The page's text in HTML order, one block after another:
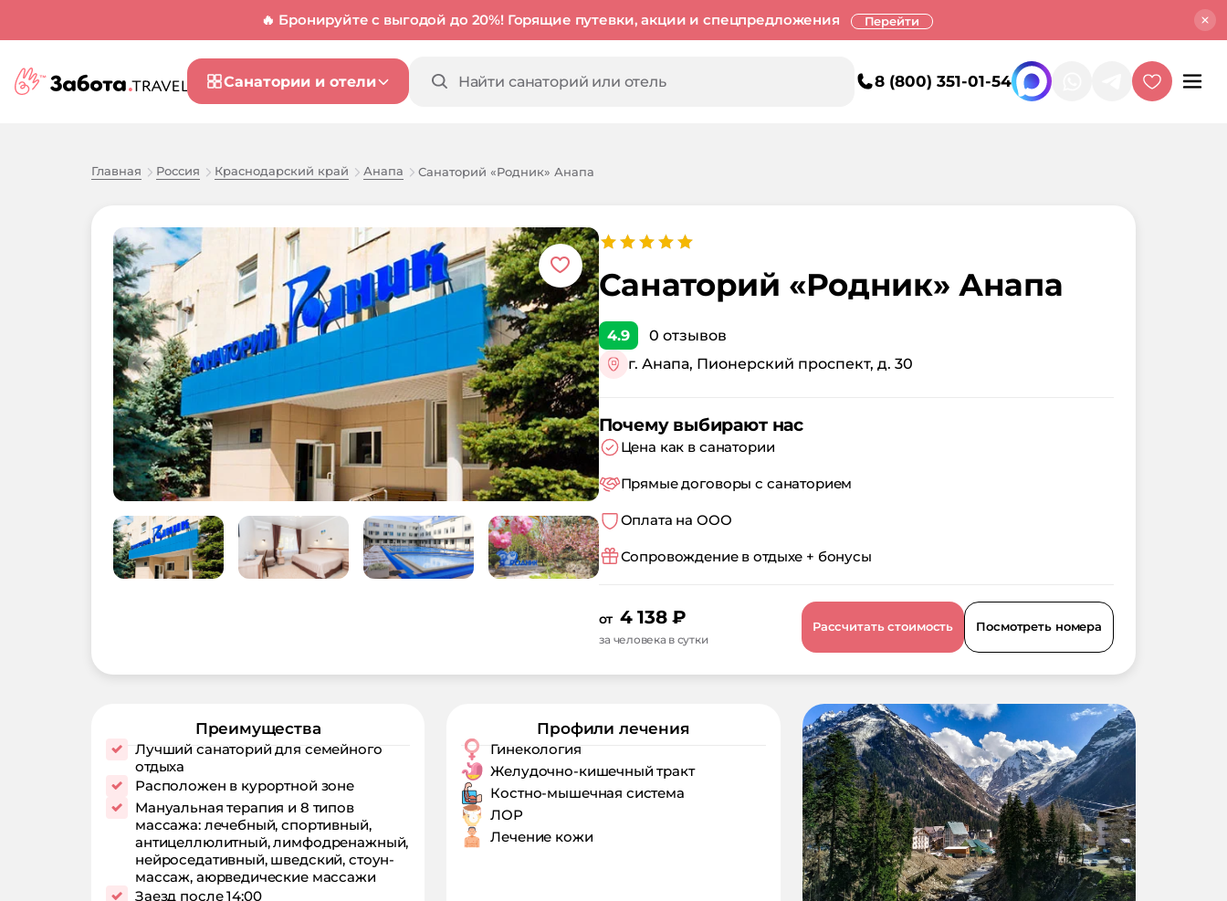
🔥 Бронируйте с выгодой до 20%! Горящие путевки, акции и спецпредложения Перейти
Санатории и отели 8 (800) 351-01-54
Главная Россия Краснодарский край Анапа Санаторий «Родник» Анапа
Санаторий «Родник» Анапа
4.9 0 отзывов
г. Анапа, Пионерский проспект, д. 30
Почему выбирают нас
Цена как в санатории
Прямые договоры с санаторием
Оплата на ООО
Сопровождение в отдыхе + бонусы
от 4 138₽
за человека в сутки
Рассчитать стоимость Посмотреть номера
Преимущества
Лучший санаторий для семейного
отдыха
Расположен в курортной зоне
Мануальная терапия и 8 типов
массажа: лечебный, спортивный,
антицеллюлитный, лимфодренажный,
нейроседативный, шведский, стоун-
массаж, аюрведические массажи
Заезд после 14:00
Профили лечения
Гинекология
Желудочно-кишечный тракт
Костно-мышечная система
ЛОР
Лечение кожи